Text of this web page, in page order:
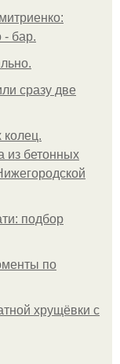
- бар.
сразу две
колец.
из бетонных
подбор
по
хрущёвки с